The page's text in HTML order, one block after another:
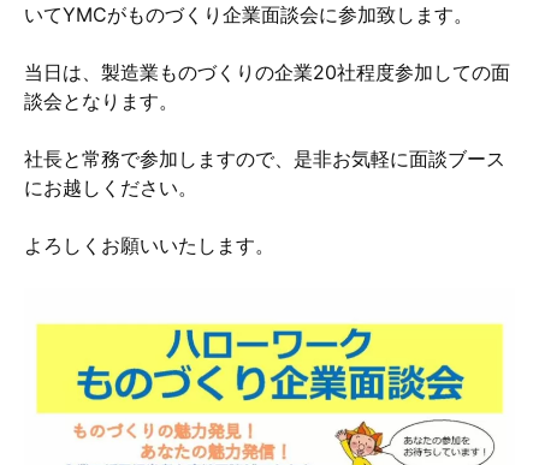
いてYMCがものづくり企業面談会に参加致します。
当日は、製造業ものづくりの企業20社程度参加しての面
談会となります。
社長と常務で参加しますので、是非お気軽に面談ブース
にお越しください。
よろしくお願いいたします。